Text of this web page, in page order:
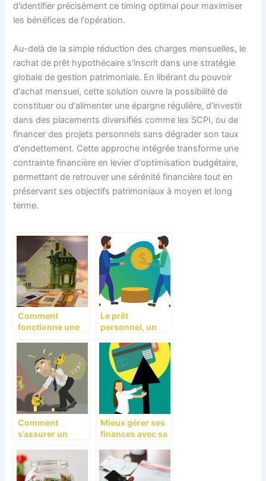
d'identifier précisément ce timing optimal pour maximiser
les bénéfices de l'opération.
Au-delà de la simple réduction des charges mensuelles, le
rachat de prêt hypothécaire s'inscrit dans une stratégie
globale de gestion patrimoniale. En libérant du pouvoir
d'achat mensuel, cette solution ouvre la possibilité de
constituer ou d'alimenter une épargne régulière, d'investir
dans des placements diversifiés comme les SCPI, ou de
financer des projets personnels sans dégrader son taux
d'endettement. Cette approche intégrée transforme une
contrainte financière en levier d'optimisation budgétaire,
permettant de retrouver une sérénité financière tout en
préservant ses objectifs patrimoniaux à moyen et long
terme.
Comment
fonctionne une
investisseur
immobilier ?
Le prêt
personnel, un
pour votre
déménagement!
Comment
s’assurer un
satisfaisant?
Mieux gérer ses
finances avec sa